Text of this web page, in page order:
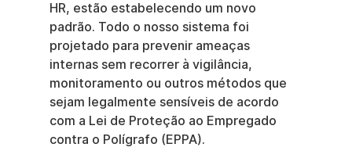
HR, estão estabelecendo um novo
padrão. Todo o nosso sistema foi
projetado para prevenir ameaças
internas sem recorrer à vigilância,
monitoramento ou outros métodos que
sejam legalmente sensíveis de acordo
com a Lei de Proteção ao Empregado
contra o Polígrafo (EPPA).